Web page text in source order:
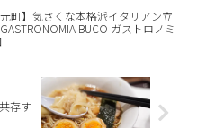
元町】気さくな本格派イタリアン立
BUCO ガストロノミ
存す